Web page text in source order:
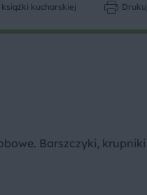
książki kucharskiej Drukuj
Barszczyki,